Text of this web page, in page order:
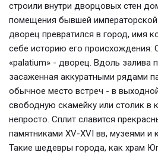
строили внутри дворцовых стен
помещения бывшей
дворец превратился в город, имя
себе историю его происхождения:
«palatium» - дворец. Вдоль залива
засаженная аккуратными рядами
обычное место встреч - в
свободную скамейку или столик в
непросто. Сплит славится
памятниками XV-XVI вв, музеями и
Такие шедевры города, как храм